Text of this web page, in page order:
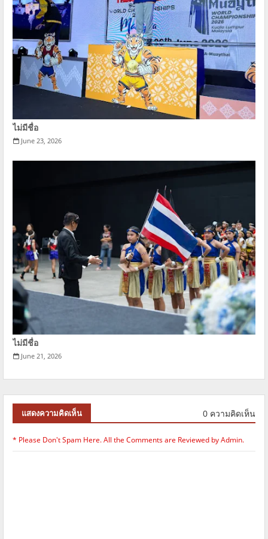
ไม่มีชื่อ
June 23, 2026
ไม่มีชื่อ
June 21, 2026
แสดงความคิดเห็น 0 ความคิดเห็น
* Please Don't Spam Here. All the Comments are Reviewed by Admin.